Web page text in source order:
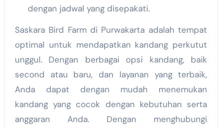
dengan jadwal yang disepakati.
Saskara Bird Farm di Purwakarta adalah tempat
optimal untuk mendapatkan kandang perkutut
unggul. Dengan berbagai opsi kandang, baik
second atau baru, dan layanan yang terbaik,
Anda dapat dengan mudah menemukan
kandang yang cocok dengan kebutuhan serta
anggaran Anda. Dengan menghubungi